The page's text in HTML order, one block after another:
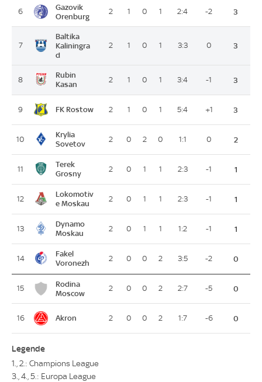
6
Gazovik
Orenburg
2 1 0 1 2:4 -2 3
7
Baltika
Kaliningra
d
2 1 0 1 3:3 0 3
8
Rubin
Kasan
2 1 0 1 3:4 -1 3
9 FK Rostow 2 1 0 1 5:4 +1 3
10
Krylia
Sovetov
2 0 2 0 1:1 0 2
11
Terek
Grosny
2 0 1 1 2:3 -1 1
12
Lokomotiv
e Moskau
2 0 1 1 2:3 -1 1
13
Dynamo
Moskau
2 0 1 1 1:2 -1 1
14
Fakel
Voronezh
2 0 0 2 3:5 -2 0
15
Rodina
Moscow
2 0 0 2 2:7 -5 0
16 Akron 2 0 0 2 1:7 -6 0
Legende
1., 2.: Champions League
3., 4., 5.: Europa League